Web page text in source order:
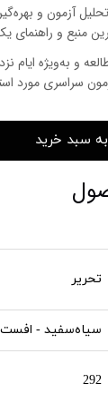
تحلیل آزمون و
منبع و راهنمای
و به‌ویژه ایام
سراسری مورد
سبد خرید
تحریر
سیاه‌سفید - افست
292